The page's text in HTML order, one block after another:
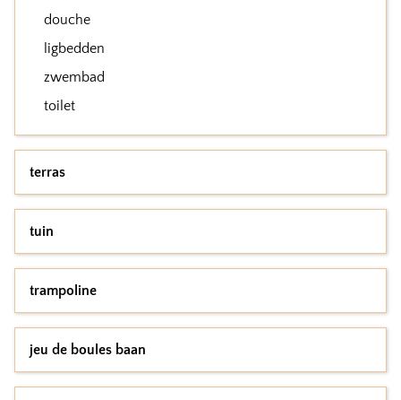
douche
ligbedden
zwembad
toilet
terras
tuin
trampoline
jeu de boules baan